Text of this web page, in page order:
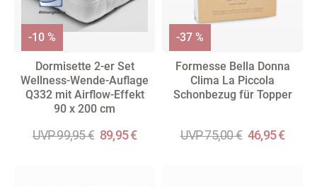
Dormisette 2-er Set
Wellness-Wende-Auflage
Q332 mit Airflow-Effekt
90 x 200 cm
UVP 99,95 € 89,95 €
-10 %
Formesse Bella Donna
Clima La Piccola
Schonbezug für Topper
UVP 75,00 € 46,95 €
-37 %